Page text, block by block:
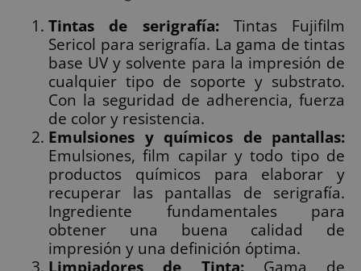
Tintas de serigrafía:Tintas Fujifilm
Sericol para serigrafía. La gama de tintas
base UV y solvente para la impresión de
cualquier tipo de soporte y substrato.
Con la seguridad de adherencia, fuerza
de color y resistencia.
Emulsiones y químicos de pantallas:
Emulsiones, film capilar y todo tipo de
productos químicos para elaborar y
recuperar las pantallas de serigrafía.
Ingrediente fundamentales para
obtener una buena calidad de
impresión y una definición óptima.
Limpiadores de Tinta:Gama de